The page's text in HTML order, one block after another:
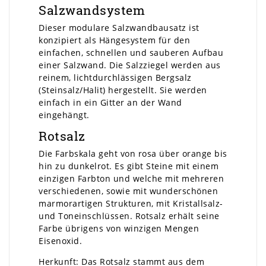
Salzwandsystem
Dieser modulare Salzwandbausatz ist
konzipiert als Hängesystem für den
einfachen, schnellen und sauberen Aufbau
einer Salzwand. Die Salzziegel werden aus
reinem, lichtdurchlässigen Bergsalz
(Steinsalz/Halit) hergestellt. Sie werden
einfach in ein Gitter an der Wand
eingehängt.
Rotsalz
Die Farbskala geht von rosa über orange bis
hin zu dunkelrot. Es gibt Steine mit einem
einzigen Farbton und welche mit mehreren
verschiedenen, sowie mit wunderschönen
marmorartigen Strukturen, mit Kristallsalz-
und Toneinschlüssen. Rotsalz erhält seine
Farbe übrigens von winzigen Mengen
Eisenoxid.
Herkunft: Das Rotsalz stammt aus dem